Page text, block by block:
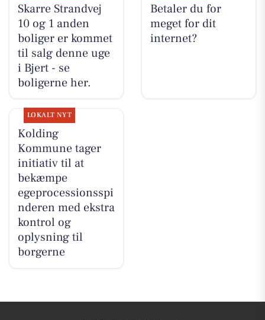
Skarre Strandvej
10 og 1 anden
boliger er kommet
til salg denne uge
i Bjert - se
boligerne her.
Betaler du for
meget for dit
internet?
LOKALT NYT
Kolding
Kommune tager
initiativ til at
bekæmpe
egeprocessionsspi
nderen med ekstra
kontrol og
oplysning til
borgerne